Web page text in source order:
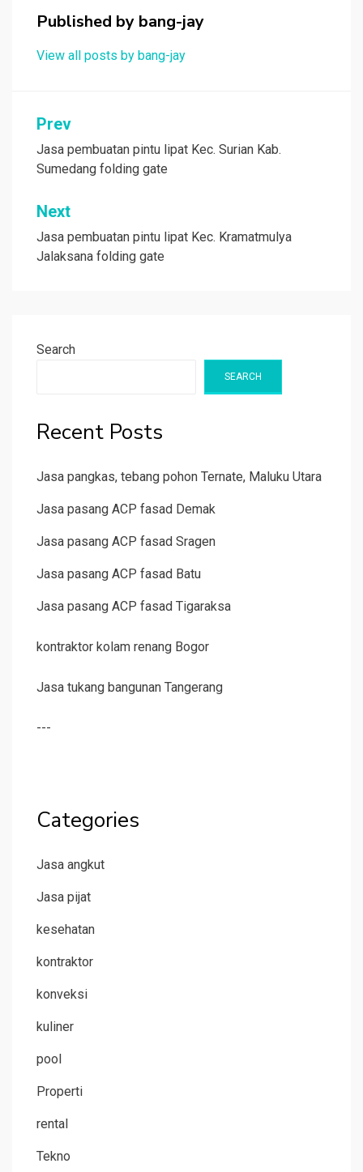
Published by bang-jay
View all posts by bang-jay
Post
navigation
Prev
Jasa pembuatan pintu lipat Kec. Surian Kab.
Sumedang folding gate
Next
Jasa pembuatan pintu lipat Kec. Kramatmulya
Jalaksana folding gate
Search
SEARCH
Recent Posts
Jasa pangkas, tebang pohon Ternate, Maluku Utara
Jasa pasang ACP fasad Demak
Jasa pasang ACP fasad Sragen
Jasa pasang ACP fasad Batu
Jasa pasang ACP fasad Tigaraksa
kontraktor kolam renang Bogor
Jasa tukang bangunan Tangerang
---
Categories
Jasa angkut
Jasa pijat
kesehatan
kontraktor
konveksi
kuliner
pool
Properti
rental
Tekno